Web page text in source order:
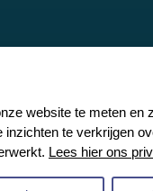
website te meten en
te verkrijgen
Lees hier ons